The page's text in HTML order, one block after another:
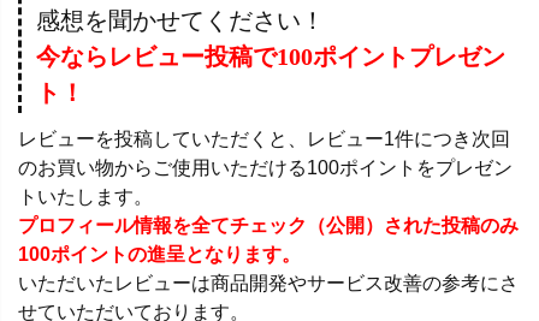
感想を聞かせてください！
今ならレビュー投稿で100ポイントプレゼン
ト！
レビューを投稿していただくと、レビュー1件につき次回
のお買い物からご使用いただける100ポイントをプレゼン
トいたします。
プロフィール情報を全てチェック（公開）された投稿のみ
100ポイントの進呈となります。
いただいたレビューは商品開発やサービス改善の参考にさ
せていただいております。